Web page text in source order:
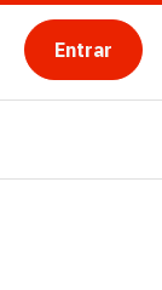
Entrar